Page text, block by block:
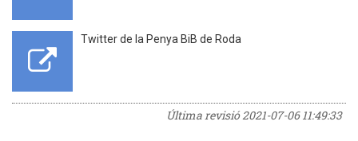
Twitter de la Penya BiB de Roda
Última revisió2021-07-06 11:49:33